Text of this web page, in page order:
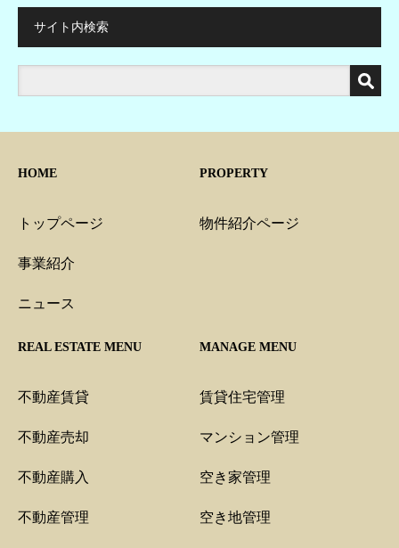
サイト内検索
HOME
トップページ
事業紹介
ニュース
PROPERTY
物件紹介ページ
REAL ESTATE MENU
不動産賃貸
不動産売却
不動産購入
不動産管理
MANAGE MENU
賃貸住宅管理
マンション管理
空き家管理
空き地管理